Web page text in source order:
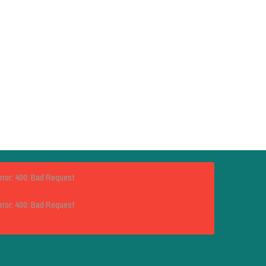
400: Bad Request
400: Bad Request